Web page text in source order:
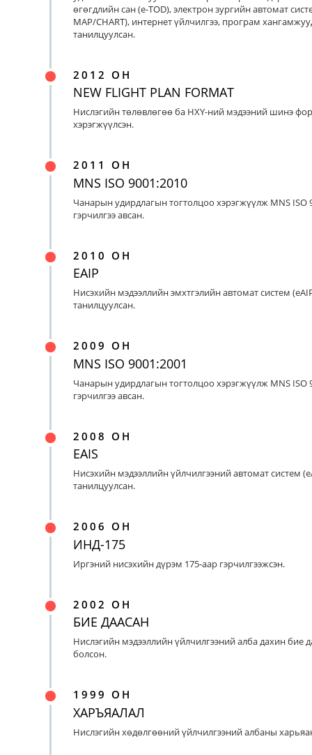
өгөгдлийн сан (e-TOD), электрон зургийн автомат
MAP/CHART), интернет үйлчилгээ, програм
танилцуулсан.
2012 ОН
NEW FLIGHT PLAN FORMAT
Нислэгийн төлөвлөгөө ба НХҮ-ний мэдээний шинэ
хэрэгжүүлсэн.
2011 ОН
MNS ISO 9001:2010
Чанарын удирдлагын тогтолцоо хэрэгжүүлж MNS ISO
гэрчилгээ авсан.
2010 ОН
EAIP
Нисэхийн мэдээллийн эмхтгэлийн автомат систем
танилцуулсан.
2009 ОН
MNS ISO 9001:2001
Чанарын удирдлагын тогтолцоо хэрэгжүүлж MNS ISO
гэрчилгээ авсан.
2008 ОН
EAIS
Нисэхийн мэдээллийн үйлчилгээний автомат систем
танилцуулсан.
2006 ОН
ИНД-175
Иргэний нисэхийн дүрэм 175-аар гэрчилгээжсэн.
2002 ОН
БИЕ ДААСАН
Нислэгийн мэдээллийн үйлчилгээний алба дахин бие
болсон.
1999 ОН
ХАРЪЯАЛАЛ
Нислэгийн хөдөлгөөний үйлчилгээний албаны